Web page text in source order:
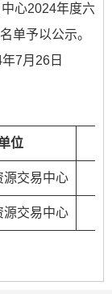
心2024年度六
单予以公示。
7月26日
位
源交易中心
源交易中心